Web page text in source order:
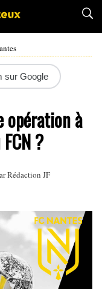
sur Google
opération à
?
Rédaction JF